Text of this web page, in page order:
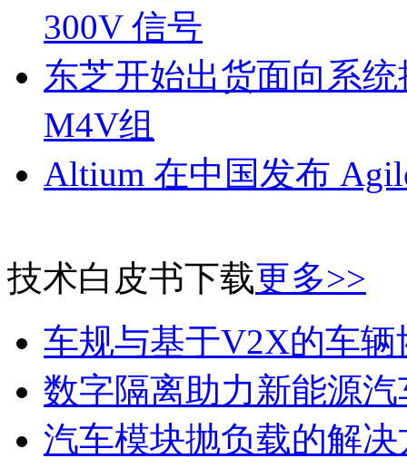
300V 信号
东芝开始出货面向系
M4V组
Altium 在中国发布
技术白皮书下载更多>>
车规与基于V2X的车
数字隔离助力新能源
汽车模块抛负载的解决